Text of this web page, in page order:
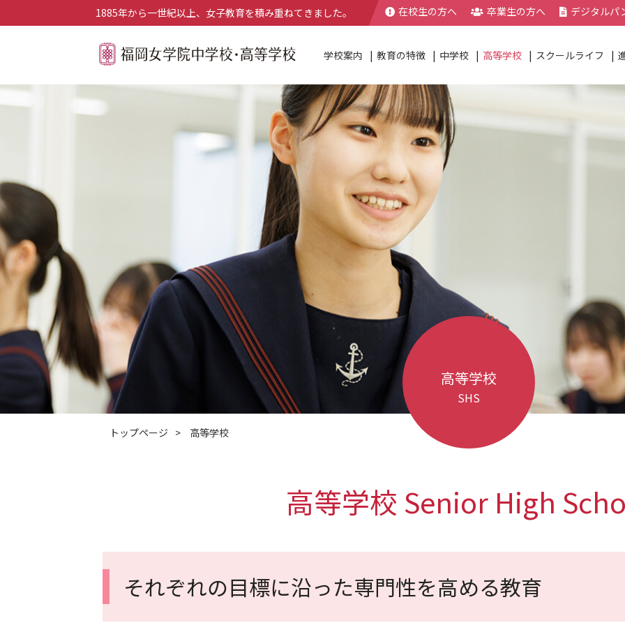
1885年から一世紀以上、女子教育を積み重ねてきました。 在校生の方へ 卒業生の方へ デジタルパ
学校案内 教育の特徴 中学校 高等学校 スクールライフ
高等学校
SHS
トップページ > 高等学校
高等学校 Senior High
それぞれの目標に沿った専門性を高める教育